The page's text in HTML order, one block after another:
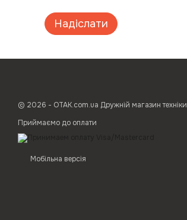
Надіслати
© 2026 - ОТАК.com.ua Дружній магазин техніки
Приймаємо до оплати
Мобільна версія